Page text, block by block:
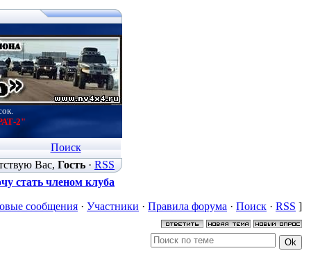
2"
Поиск
Вас, Гость· RSS
стать членом клуба
сообщения · Участники · Правила форума · Поиск · RSS ]